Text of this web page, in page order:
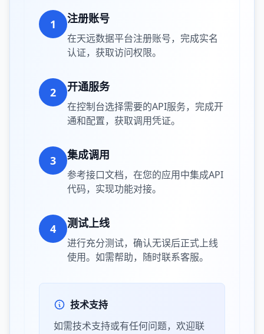
1 注册账号
在天远数据平台注册账号，完成实名
认证，获取访问权限。
2 开通服务
在控制台选择需要的API服务，完成开
通和配置，获取调用凭证。
3 集成调用
参考接口文档，在您的应用中集成API
代码，实现功能对接。
4 测试上线
进行充分测试，确认无误后正式上线
使用。如需帮助，随时联系客服。
技术支持
如需技术支持或有任何问题，欢迎联